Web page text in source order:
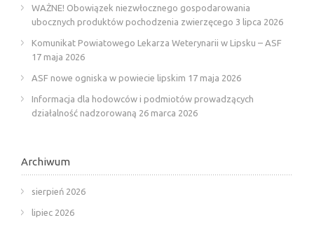
WAŻNE! Obowiązek niezwłocznego gospodarowania
ubocznych produktów pochodzenia zwierzęcego 3 lipca 2026
Komunikat Powiatowego Lekarza Weterynarii w Lipsku – ASF
17 maja 2026
ASF nowe ogniska w powiecie lipskim 17 maja 2026
Informacja dla hodowców i podmiotów prowadzących
działalność nadzorowaną 26 marca 2026
Archiwum
sierpień 2026
lipiec 2026